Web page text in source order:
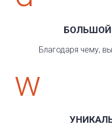
Благодаря чему,
w